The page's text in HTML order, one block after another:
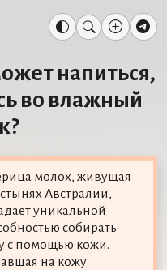
напиться,
во влажный
молох, живущая
Австралии,
уникальной
собирать
с помощью кожи.
на кожу